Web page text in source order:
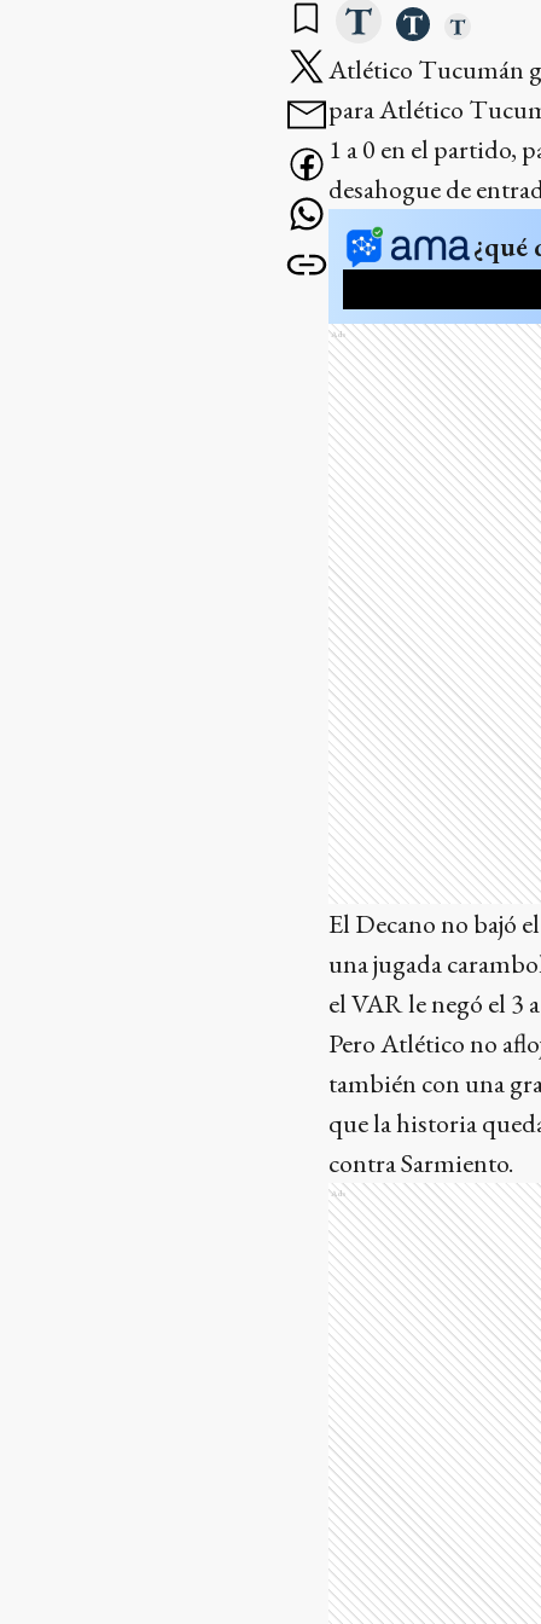
Atlético Tucumán
para Atlético
1 a 0 en el partido,
desahogue de
¿qué
Ads
El Decano no bajó
una jugada
el VAR le negó el 3
Pero Atlético no
también con una
que la historia
contra Sarmiento.
Ads